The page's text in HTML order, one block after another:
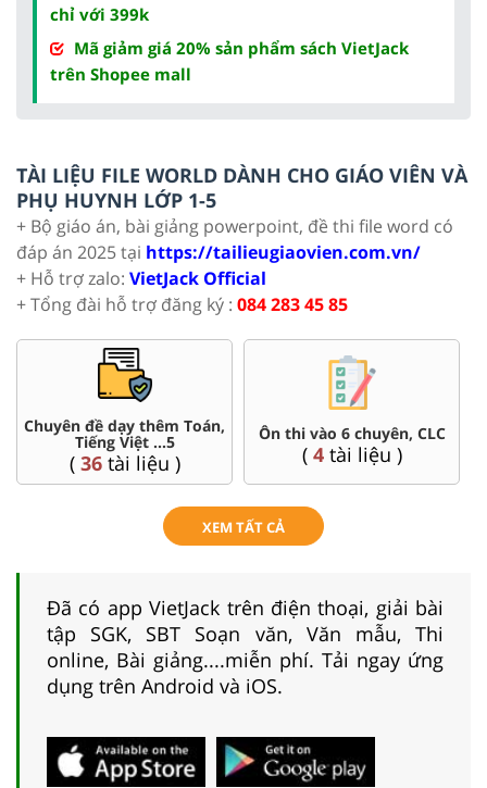
chỉ với 399k
Mã giảm giá 20% sản phẩm sách VietJack
trên Shopee mall
TÀI LIỆU FILE WORLD DÀNH CHO GIÁO VIÊN VÀ
PHỤ HUYNH LỚP 1-5
+ Bộ giáo án, bài giảng powerpoint, đề thi file word có
đáp án 2025 tại https://tailieugiaovien.com.vn/
+ Hỗ trợ zalo: VietJack Official
+ Tổng đài hỗ trợ đăng ký : 084 283 45 85
Chuyên đề dạy thêm Toán,
Tiếng Việt ...5
( 36tài liệu )
Ôn thi vào 6 chuyên, CLC
( 4tài liệu )
XEM TẤT CẢ
Đã có app VietJack trên điện thoại, giải bài
tập SGK, SBT Soạn văn, Văn mẫu, Thi
online, Bài giảng....miễn phí. Tải ngay ứng
dụng trên Android và iOS.